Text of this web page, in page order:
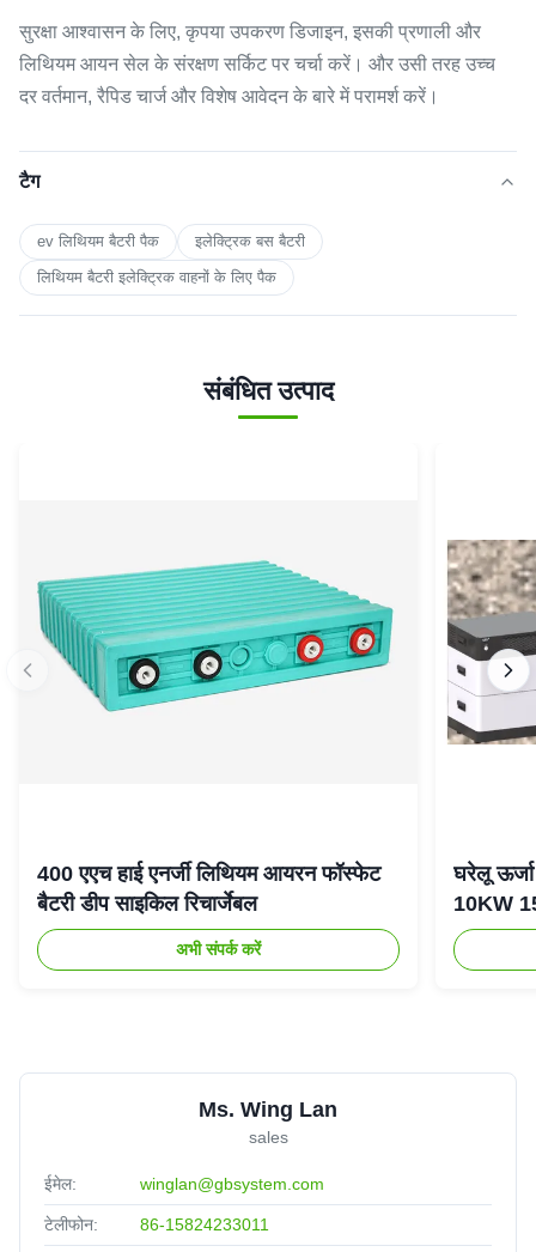
सुरक्षा आश्वासन के लिए, कृपया उपकरण डिजाइन, इसकी प्रणाली और
लिथियम आयन सेल के संरक्षण सर्किट पर चर्चा करें। और उसी तरह उच्च
दर वर्तमान, रैपिड चार्ज और विशेष आवेदन के बारे में परामर्श करें।
टैग
ev लिथियम बैटरी पैक
इलेक्ट्रिक बस बैटरी
लिथियम बैटरी इलेक्ट्रिक वाहनों के लिए पैक
संबंधित उत्पाद
400 एएच हाई एनर्जी लिथियम आयरन फॉस्फेट
बैटरी डीप साइकिल रिचार्जेबल
अभी संपर्क करें
घरेलू
10KW
Ms. Wing Lan
sales
ईमेल: winglan@gbsystem.com
टेलीफोन: 86-15824233011